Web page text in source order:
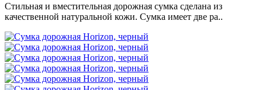
Стильная и вместительная дорожная сумка сделана из
качественной натуральной кожи. Сумка имеет две ра..